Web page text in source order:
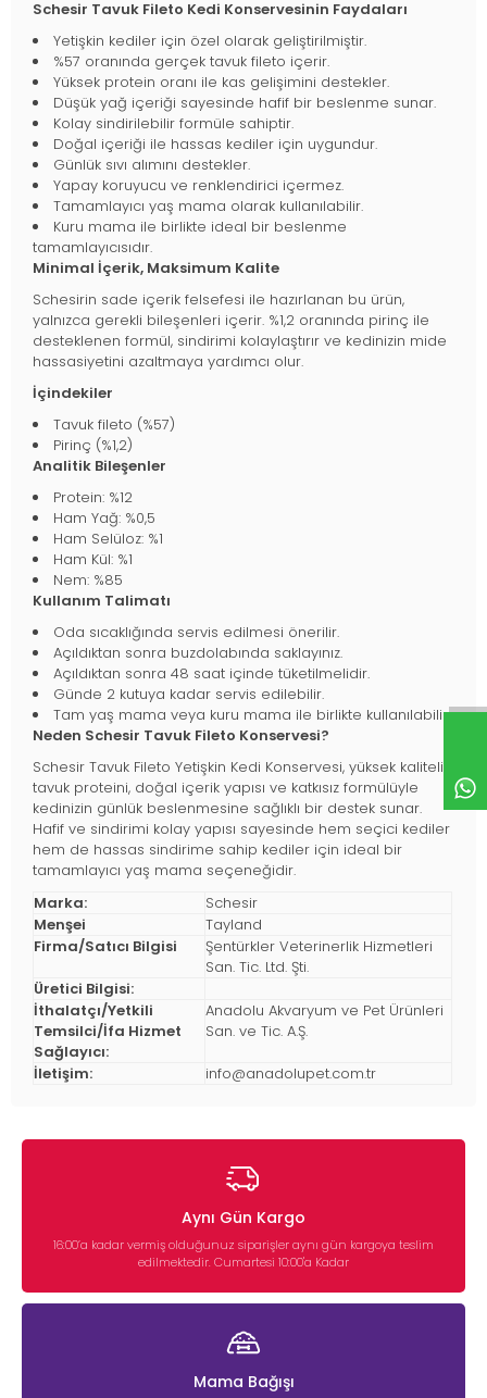
Schesir Tavuk Fileto Kedi Konservesinin Faydaları
Yetişkin kediler için özel olarak geliştirilmiştir.
%57 oranında gerçek tavuk fileto içerir.
Yüksek protein oranı ile kas gelişimini destekler.
Düşük yağ içeriği sayesinde hafif bir beslenme sunar.
Kolay sindirilebilir formüle sahiptir.
Doğal içeriği ile hassas kediler için uygundur.
Günlük sıvı alımını destekler.
Yapay koruyucu ve renklendirici içermez.
Tamamlayıcı yaş mama olarak kullanılabilir.
Kuru mama ile birlikte ideal bir beslenme
tamamlayıcısıdır.
Minimal İçerik, Maksimum Kalite
Schesirin sade içerik felsefesi ile hazırlanan bu ürün,
yalnızca gerekli bileşenleri içerir. %1,2 oranında pirinç ile
desteklenen formül, sindirimi kolaylaştırır ve kedinizin mide
hassasiyetini azaltmaya yardımcı olur.
İçindekiler
Tavuk fileto (%57)
Pirinç (%1,2)
Analitik Bileşenler
Protein: %12
Ham Yağ: %0,5
Ham Selüloz: %1
Ham Kül: %1
Nem: %85
Kullanım Talimatı
Oda sıcaklığında servis edilmesi önerilir.
Açıldıktan sonra buzdolabında saklayınız.
Açıldıktan sonra 48 saat içinde tüketilmelidir.
Günde 2 kutuya kadar servis edilebilir.
Tam yaş mama veya kuru mama ile birlikte kullanılabilir.
Neden Schesir Tavuk Fileto Konservesi?
Schesir Tavuk Fileto Yetişkin Kedi Konservesi, yüksek kaliteli
tavuk proteini, doğal içerik yapısı ve katkısız formülüyle
kedinizin günlük beslenmesine sağlıklı bir destek sunar.
Hafif ve sindirimi kolay yapısı sayesinde hem seçici kediler
hem de hassas sindirime sahip kediler için ideal bir
tamamlayıcı yaş mama seçeneğidir.
Marka:
Schesir
Menşei
Tayland
Firma/Satıcı Bilgisi
Şentürkler Veterinerlik Hizmetleri
San. Tic. Ltd. Şti.
Üretici Bilgisi:
İthalatçı/Yetkili
Temsilci/İfa Hizmet
Sağlayıcı:
Anadolu Akvaryum ve Pet Ürünleri
San. ve Tic. A.Ş.
İletişim: info@anadolupet.com.tr
Aynı Gün Kargo
16:00’a kadar vermiş olduğunuz siparişler aynı gün kargoya teslim
edilmektedir. Cumartesi 10:00'a Kadar
Mama Bağışı